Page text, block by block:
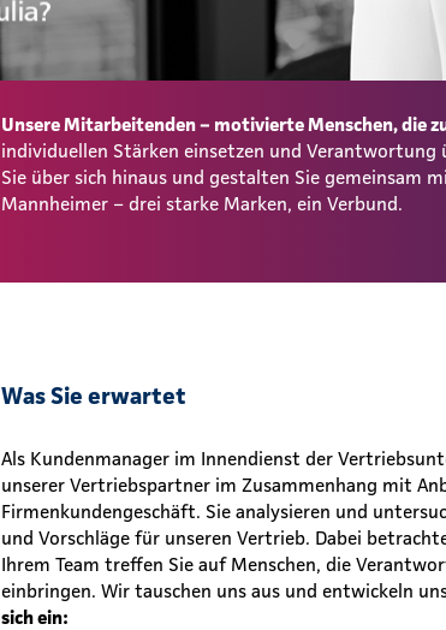
Unsere Mitarbeitenden – motivierte Menschen, die
individuellen Stärken einsetzen und Verantwortung
Sie über sich hinaus und gestalten Sie gemeinsam
Mannheimer – drei starke Marken, ein Verbund.
Was Sie erwartet
Als Kundenmanager im Innendienst der
unserer Vertriebspartner im Zusammenhang mit
Firmenkundengeschäft. Sie analysieren und
und Vorschläge für unseren Vertrieb. Dabei
Ihrem Team treffen Sie auf Menschen, die
einbringen. Wir tauschen uns aus und entwickeln
sich ein: